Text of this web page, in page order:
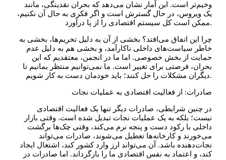
وخیم‌تر است. این آمار نشان می‌دهد که بحران نقدینگی، مانند
یک ویروس، در حال گسترش است و اگر فکری به حال آن نکنیم،
ممکن است کل سیستم اقتصادی را از پا درآورد.
چرا این اتفاق می‌افتد؟ بخشی از آن به دلیل تحریم‌ها، بخشی به
خاطر سیاست‌های داخلی ناکارآمد، و بخشی هم به دلیل عدم
حمایت از بخش خصوصی. اما ما در انجمن، معتقدیم که این
بحران، فرصتی برای تغییر است. ما نمی‌توانیم منتظر بمانیم تا
دیگران مشکلات را حل کنند؛ باید خودمان دست به کار شویم.
صادرات: از فعالیت اقتصادی به عملیات نجات
در چنین شرایطی، صادرات دیگر تنها یک فعالیت اقتصادی
نیست؛ بلکه به یک عملیات نجات تبدیل شده است. وقتی بازار
داخلی با رکود دست و پنجه نرم می‌کند، وقتی چک‌ها برگشت
می‌خورند و کارخانه‌ها تعطیل می‌شوند، صادرات می‌تواند
نجات‌دهنده باشد. آن می‌تواند ارز وارد کشور کند، اشتغال ایجاد
کند، و اعتماد به نفس اقتصادی ما را بازگرداند. اما صادرات در